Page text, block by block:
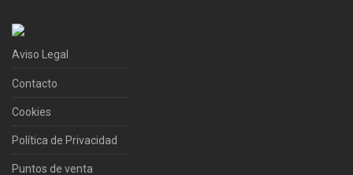
Aviso Legal
Contacto
Cookies
Política de Privacidad
Puntos de venta